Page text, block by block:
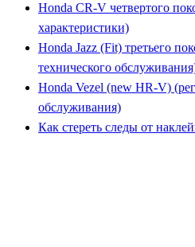
Honda CR-V четвертого
характеристики)
Honda Jazz (Fit) третьего
технического
Honda Vezel (new HR-V)
обслуживания)
Как стереть следы от